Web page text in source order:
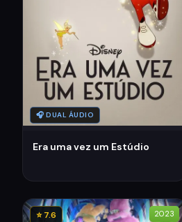
🎧 DUAL ÁUDIO
Era uma vez um Estúdio
⭐ 7.6 2023